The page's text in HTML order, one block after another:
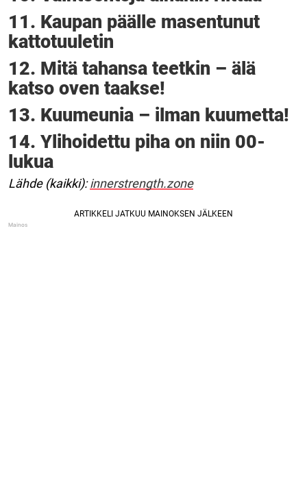
11. Kaupan päälle masentunut
kattotuuletin
12. Mitä tahansa teetkin – älä
katso oven taakse!
13. Kuumeunia – ilman kuumetta!
14. Ylihoidettu piha on niin 00-
lukua
Lähde (kaikki):innerstrength.zone